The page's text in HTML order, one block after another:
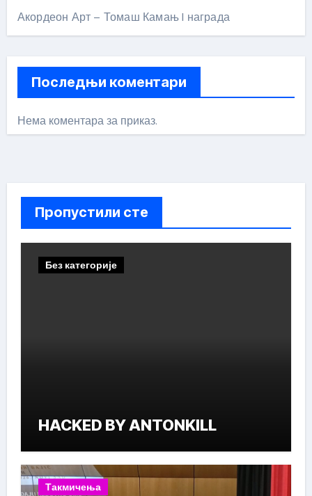
Акордеон Арт – Томаш Камањ I награда
Последњи коментари
Нема коментара за приказ.
Пропустили сте
Без категорије
HACKED BY ANTONKILL
Такмичења